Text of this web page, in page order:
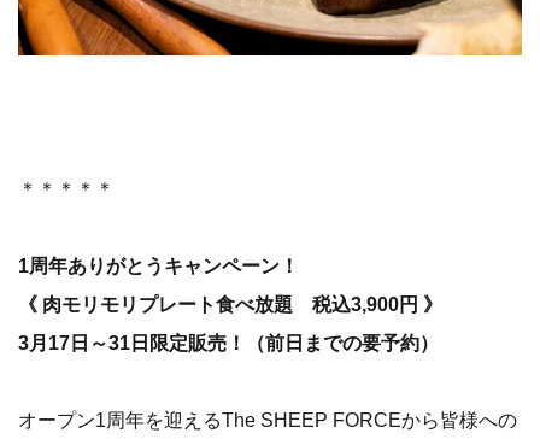
＊＊＊＊＊
1周年ありがとうキャンペーン！
《 肉モリモリプレート食べ放題 税込3,900円 》
3月17日～31日限定販売！（前日までの要予約）
オープン1周年を迎えるThe SHEEP FORCEから皆様への